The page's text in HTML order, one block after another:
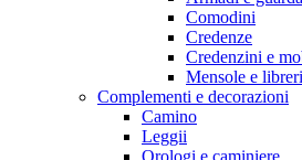
Comodini
Credenze
Credenzini e
Mensole e
Complementi e decorazioni
Camino
Leggii
Orologi e caminiere